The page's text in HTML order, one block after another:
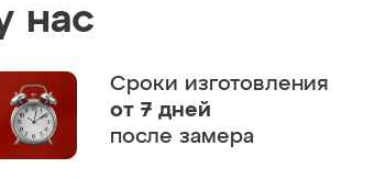
нас
Сроки изготовления
от 7 дней
после замера